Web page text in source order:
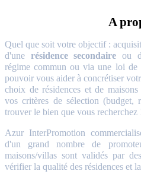
A
Quel que soit votre objectif :
d'une résidence secondaire ou
régime commun ou via une loi de
pouvoir vous aider à concrétiser
choix de résidences et de
vos critères de sélection (budget,
trouver le bien que vous recherchez
Azur InterPromotion
d'un grand nombre de
maisons/villas sont validés par
vérifier la qualité des résidences et